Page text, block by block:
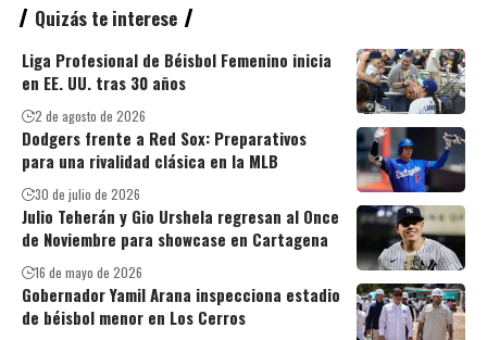
Quizás te interese
Liga Profesional de Béisbol Femenino inicia
en EE. UU. tras 30 años
2 de agosto de 2026
Dodgers frente a Red Sox: Preparativos
para una rivalidad clásica en la MLB
30 de julio de 2026
Julio Teherán y Gio Urshela regresan al Once
de Noviembre para showcase en Cartagena
16 de mayo de 2026
Gobernador Yamil Arana inspecciona estadio
de béisbol menor en Los Cerros